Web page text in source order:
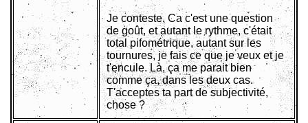
Je conteste. Ca c'est une question
de goût, et autant le rythme, c'était
total pifométrique, autant sur les
tournures, je fais ce que je veux et je
t'encule. Là, ça me parait bien
comme ça, dans les deux cas.
T'acceptes ta part de subjectivité,
chose ?